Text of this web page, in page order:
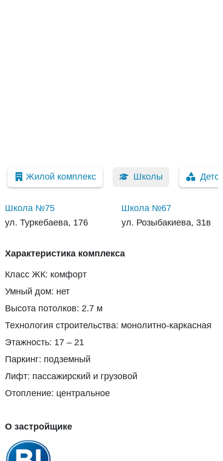
Жилой комплекс Школы
Школа №75
ул. Туркебаева, 176
Школа №67
ул. Розыбакиева, 31в
Характеристика комплекса
Класс ЖК: комфорт
Умный дом: нет
Высота потолков: 2.7 м
Технология строительства: монолитно-каркасная
Этажность: 17 – 21
Паркинг: подземный
Лифт: пассажирский и грузовой
Отопление: центральное
О застройщике